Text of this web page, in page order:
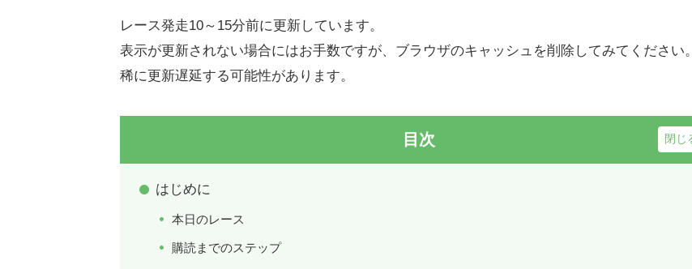
レース発走10～15分前に更新しています。
表示が更新されない場合にはお手数ですが、ブラウザのキャッシュを削除してみてください。
稀に更新遅延する可能性があります。
目次
はじめに
本日のレース
購読までのステップ